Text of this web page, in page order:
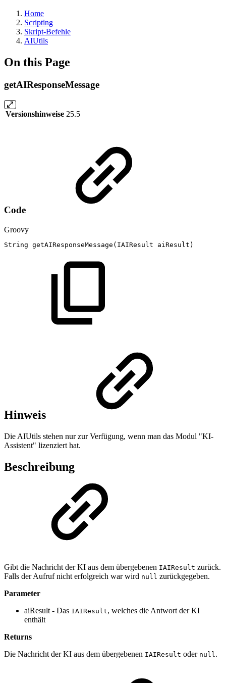
Home
Scripting
Skript-Befehle
AIUtils
On this Page
getAIResponseMessage
Versionshinweise 25.5
Code
Groovy
String getAIResponseMessage ( IAIResult aiResult )
Hinweis
Die AIUtils stehen nur zur Verfügung, wenn man das Modul "KI-
Assistent" lizenziert hat.
Beschreibung
Gibt die Nachricht der KI aus dem übergebenen IAIResult zurück.
Falls der Aufruf nicht erfolgreich war wird null zurückgegeben.
Parameter
aiResult - Das IAIResult, welches die Antwort der KI
enthält
Returns
Die Nachricht der KI aus dem übergebenen IAIResult oder null .